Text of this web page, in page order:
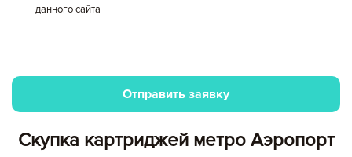
данного сайта
Отправить заявку
Скупка картриджей метро Аэропорт